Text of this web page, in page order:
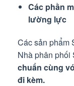
Các phần
lường lực
Các sản phẩm
Nhà phân phối
chuẩn cùng
đi kèm.